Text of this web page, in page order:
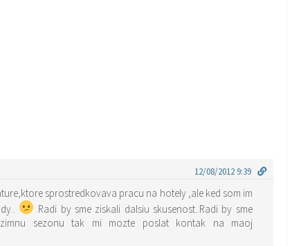
12/08/2012 9:39
sprostredkovava pracu na hotely ,ale ked som im
Radi by sme ziskali dalsiu skusenost..Radi by sme
sezonu tak mi mozte poslat kontak na maoj